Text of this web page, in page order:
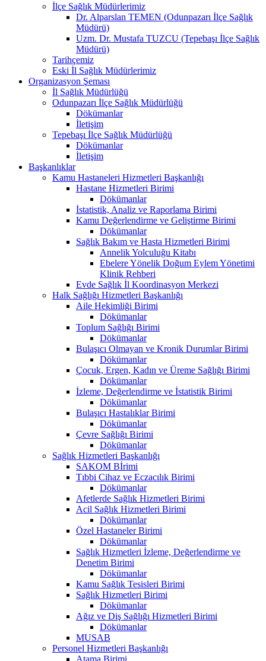
İlçe Sağlık Müdürlerimiz
Dr. Alparslan TEMEN (Odunpazarı İlçe Sağlık
Müdürü)
Uzm. Dr. Mustafa TUZCU (Tepebaşı İlçe Sağlık
Müdürü)
Tarihçemiz
Eski İl Sağlık Müdürlerimiz
Organizasyon Şeması
İl Sağlık Müdürlüğü
Odunpazarı İlçe Sağlık Müdürlüğü
Dökümanlar
İletişim
Tepebaşı İlçe Sağlık Müdürlüğü
Dökümanlar
İletişim
Başkanlıklar
Kamu Hastaneleri Hizmetleri Başkanlığı
Hastane Hizmetleri Birimi
Dökümanlar
İstatistik, Analiz ve Raporlama Birimi
Kamu Değerlendirme ve Geliştirme Birimi
Dökümanlar
Sağlık Bakım ve Hasta Hizmetleri Birimi
Annelik Yolculuğu Kitabı
Ebelere Yönelik Doğum Eylem Yönetimi
Klinik Rehberi
Evde Sağlık İl Koordinasyon Merkezi
Halk Sağlığı Hizmetleri Başkanlığı
Aile Hekimliği Birimi
Dökümanlar
Toplum Sağlığı Birimi
Dökümanlar
Bulaşıcı Olmayan ve Kronik Durumlar Birimi
Dökümanlar
Çocuk, Ergen, Kadın ve Üreme Sağlığı Birimi
Dökümanlar
İzleme, Değerlendirme ve İstatistik Birimi
Dökümanlar
Bulaşıcı Hastalıklar Birimi
Dökümanlar
Çevre Sağlığı Birimi
Dökümanlar
Sağlık Hizmetleri Başkanlığı
SAKOM Bİrimi
Tıbbi Cihaz ve Eczacılık Birimi
Dökümanlar
Afetlerde Sağlık Hizmetleri Birimi
Acil Sağlık Hizmetleri Birimi
Dökümanlar
Özel Hastaneler Birimi
Dökümanlar
Sağlık Hizmetleri İzleme, Değerlendirme ve
Denetim Birimi
Dökümanlar
Kamu Sağlık Tesisleri Birimi
Sağlık Hizmetleri Birimi
Dökümanlar
Ağız ve Diş Sağlığı Hizmetleri Birimi
Dökümanlar
MUSAB
Personel Hizmetleri Başkanlığı
Atama Birimi